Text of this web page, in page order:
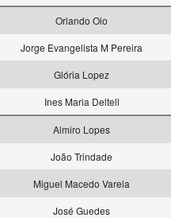
Orlando Oio
Jorge Evangelista M Pereira
Glória Lopez
Ines Maria Deltell
Almiro Lopes
João Trindade
Miguel Macedo Varela
José Guedes